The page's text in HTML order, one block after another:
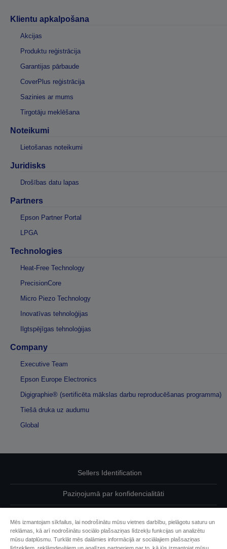
Klientu apkalpošana
Akcijas
Produktu reģistrācija
Garantijas pārbaude
CoverPlus reģistrācija
Sazinies ar mums
Tirgotāju meklēšana
Noteikumi
Lietošanas noteikumi
Juridisks
Drošības datu lapas
Partners
Epson Partner Portal
LPGA
Technologies
Heat-Free Technology
PrecisionCore
Micro Piezo Technology
Inovatīvas tehnoloģijas
Ilgtspējīgas tehnoloģijas
Company
Executive Team
Epson Europe Electronics
Digigraphie® (sertificēta mākslas darbu reproducēšanas programma)
Tiešā druka uz audumu
Global
Sellers Identification
Paziņojumā par konfidencialitāti
Sazinieties ar mums par saviem datiem
Mēs izmantojam sīkfailus, lai nodrošinātu mūsu vietnes darbību, pielāgotu saturu un
reklāmas, kā arī nodrošinātu sociālo plašsaziņas līdzekļu funkcijas un analizētu
mūsu datplūsmu. Turklāt mēs dalāmies informācijā ar sociālajiem plašsaziņas